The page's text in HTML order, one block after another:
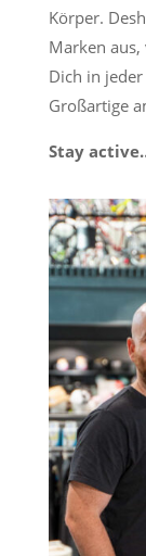
Körper.
Marken
Dich in
Großartige
Stay